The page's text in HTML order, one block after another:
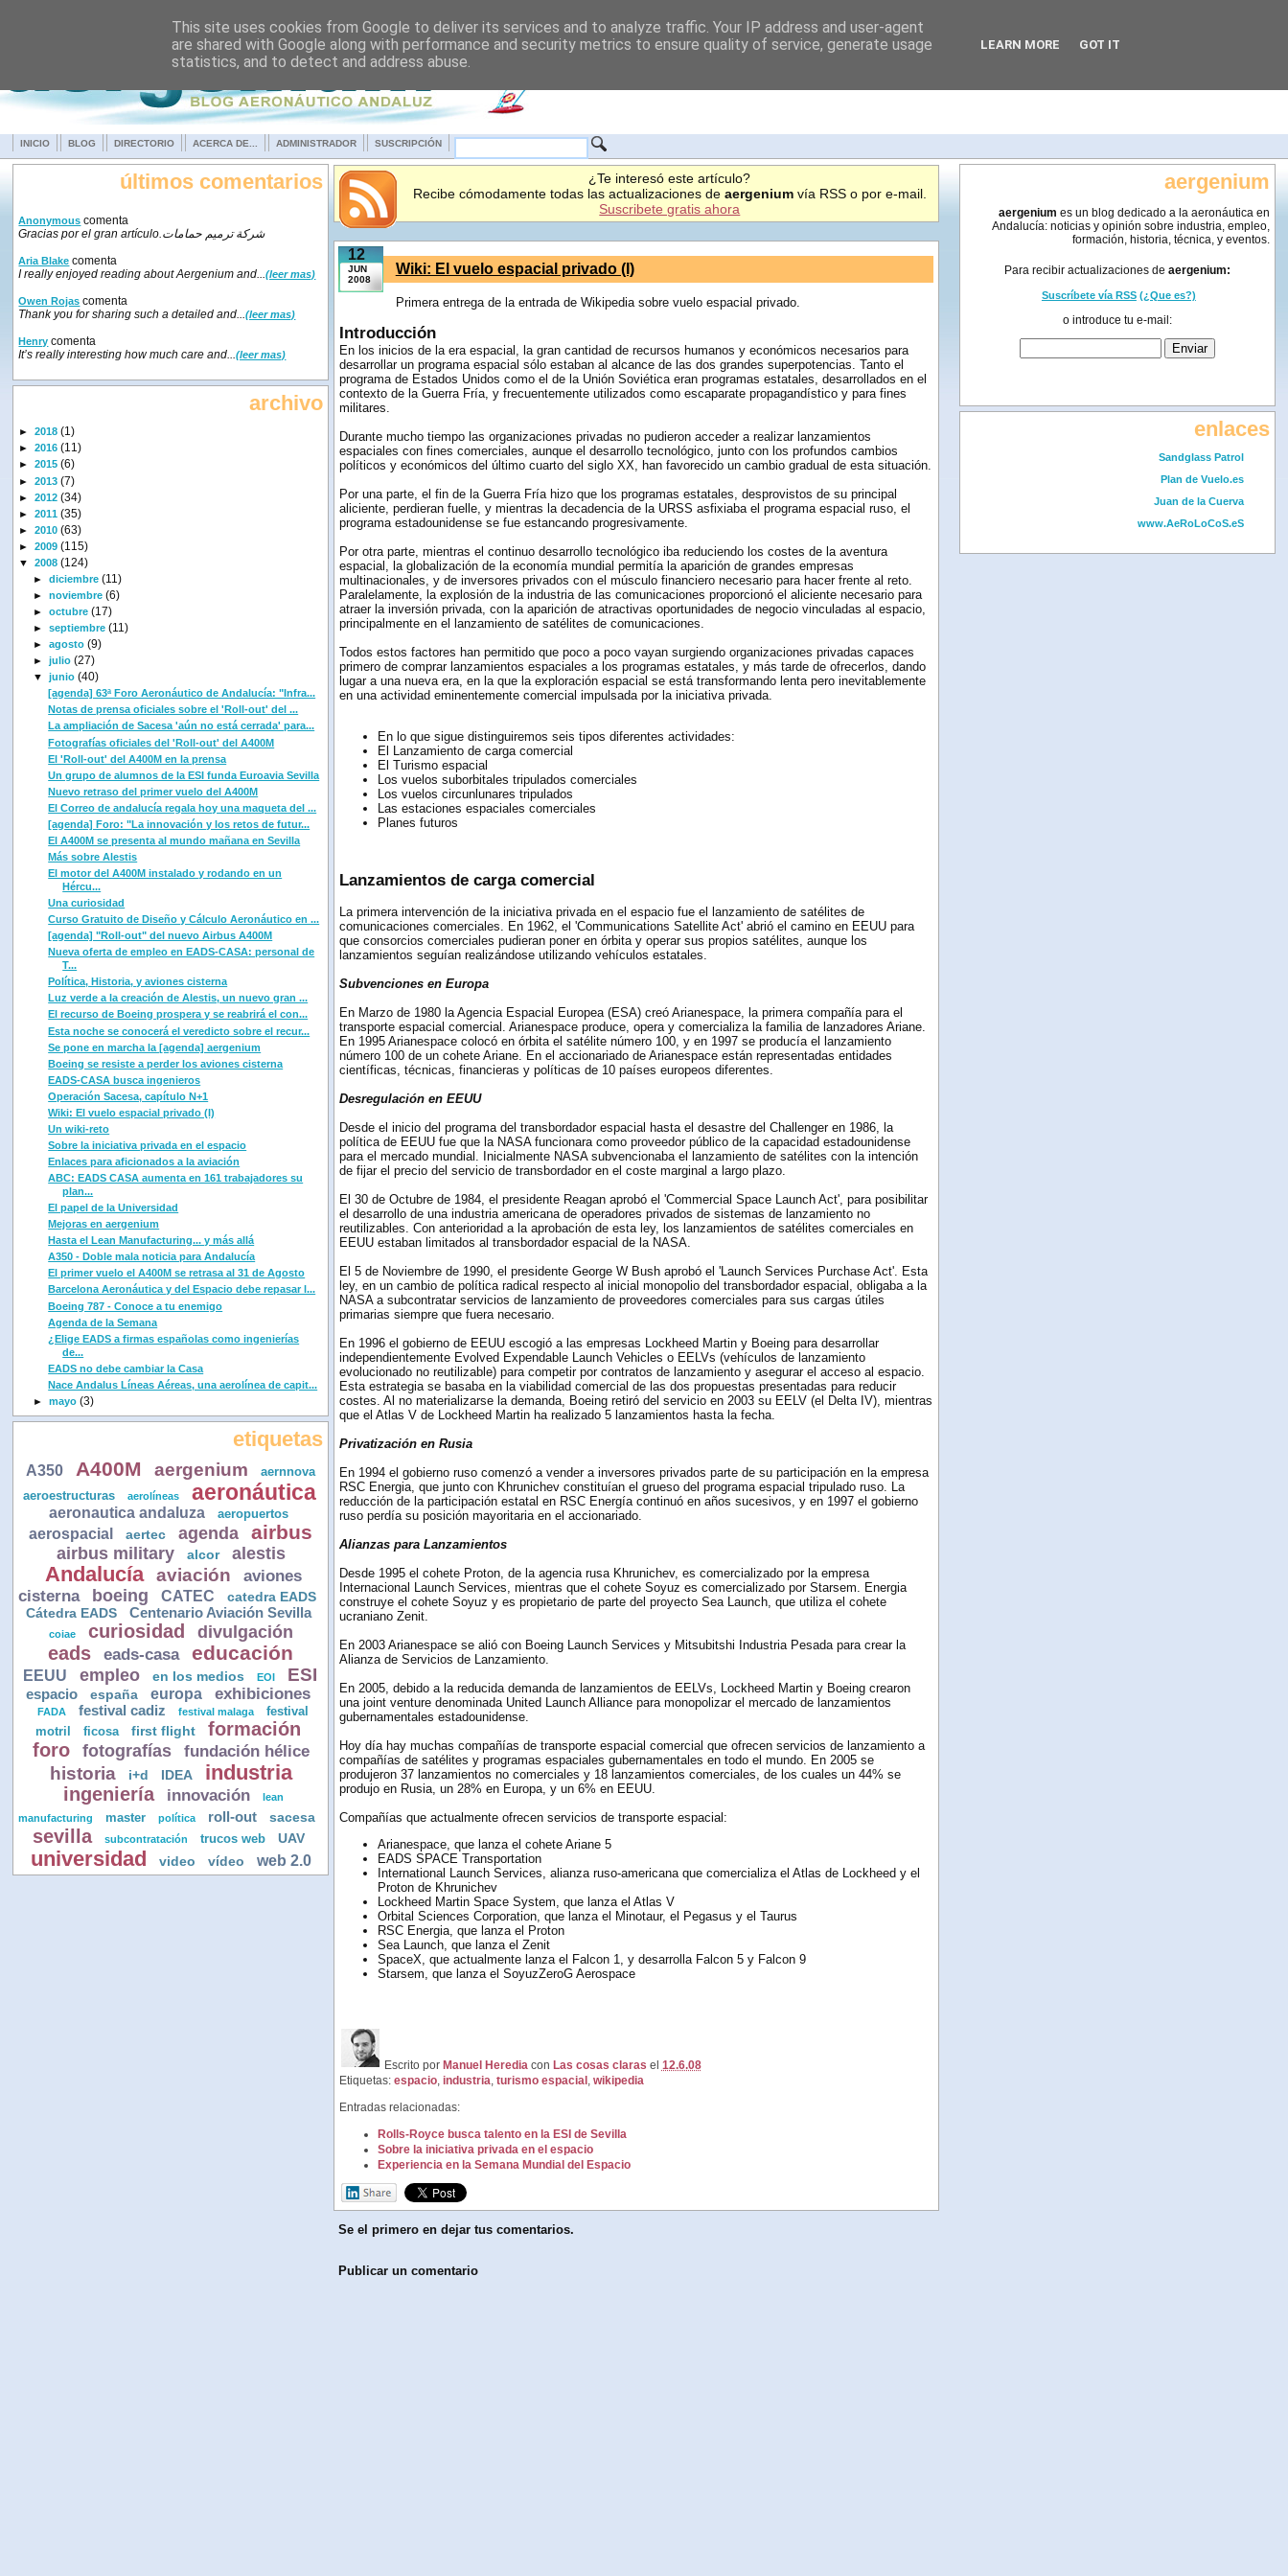
INICIO BLOG DIRECTORIO ACERCA DE... ADMINISTRADOR SUSCRIPCIÓN
últimos comentarios
Anonymous comenta
Gracias por el gran artículo.شركة ترميم حمامات
Aria Blake comenta
I really enjoyed reading about Aergenium and...(leer mas)
Owen Rojas comenta
Thank you for sharing such a detailed and...(leer mas)
Henry comenta
It’s really interesting how much care and...(leer mas)
archivo
►2018 (1)
►2016 (11)
►2015 (6)
►2013 (7)
►2012 (34)
►2011 (35)
►2010 (63)
►2009 (115)
▼2008 (124)
►diciembre (11)
►noviembre (6)
►octubre (17)
►septiembre (11)
►agosto (9)
►julio (27)
▼junio (40)
[agenda] 63ª Foro Aeronáutico de Andalucía: "Infra...
Notas de prensa oficiales sobre el 'Roll-out' del ...
La ampliación de Sacesa 'aún no está cerrada' para...
Fotografías oficiales del 'Roll-out' del A400M
El 'Roll-out' del A400M en la prensa
Un grupo de alumnos de la ESI funda Euroavia Sevilla
Nuevo retraso del primer vuelo del A400M
El Correo de andalucía regala hoy una maqueta del ...
[agenda] Foro: "La innovación y los retos de futur...
El A400M se presenta al mundo mañana en Sevilla
Más sobre Alestis
El motor del A400M instalado y rodando en un
Hércu...
Una curiosidad
Curso Gratuito de Diseño y Cálculo Aeronáutico en ...
[agenda] "Roll-out" del nuevo Airbus A400M
Nueva oferta de empleo en EADS-CASA: personal de
T...
Política, Historia, y aviones cisterna
Luz verde a la creación de Alestis, un nuevo gran ...
El recurso de Boeing prospera y se reabrirá el con...
Esta noche se conocerá el veredicto sobre el recur...
Se pone en marcha la [agenda] aergenium
Boeing se resiste a perder los aviones cisterna
EADS-CASA busca ingenieros
Operación Sacesa, capítulo N+1
Wiki: El vuelo espacial privado (I)
Un wiki-reto
Sobre la iniciativa privada en el espacio
Enlaces para aficionados a la aviación
ABC: EADS CASA aumenta en 161 trabajadores su
plan...
El papel de la Universidad
Mejoras en aergenium
Hasta el Lean Manufacturing... y más allá
A350 - Doble mala noticia para Andalucía
El primer vuelo el A400M se retrasa al 31 de Agosto
Barcelona Aeronáutica y del Espacio debe repasar l...
Boeing 787 - Conoce a tu enemigo
Agenda de la Semana
¿Elige EADS a firmas españolas como ingenierías
de...
EADS no debe cambiar la Casa
Nace Andalus Líneas Aéreas, una aerolínea de capit...
►mayo (3)
etiquetas
A350 A400M aergenium
aernnova
aeroestructuras
aerolíneas aeronáutica
aeronautica andaluza aeropuertos
aerospacial aertec agenda airbus
airbus military alcor alestis
Andalucía aviación
aviones
cisterna
boeing CATEC
catedra EADS
Cátedra EADS
Centenario Aviación Sevilla
coiae curiosidad divulgación
eads eads-casa educación
EEUU empleo en los medios EOI ESI
espacio españa europa exhibiciones
FADA festival cadiz festival malaga
festival
motril
ficosa first flight
formación
foro
fotografías fundación hélice
historia i+d IDEA industria
ingeniería innovación
lean
manufacturing
master política roll-out sacesa
sevilla subcontratación trucos web UAV
universidad video vídeo web 2.0
¿Te interesó este artículo?
Recibe cómodamente todas las actualizaciones de aergeniumvía RSS o por e-mail.
Suscribete gratis ahora
12
JUN
2008
Wiki: El vuelo espacial privado (I)
Primera entrega de la entrada de Wikipedia sobre vuelo espacial privado.
Introducción
En los inicios de la era espacial, la gran cantidad de recursos humanos y económicos necesarios para
desarrollar un programa espacial sólo estaban al alcance de las dos grandes superpotencias. Tanto el
programa de Estados Unidos como el de la Unión Soviética eran programas estatales, desarrollados en el
contexto de la Guerra Fría, y frecuentemente utilizados como escaparate propagandístico y para fines
militares.
Durante mucho tiempo las organizaciones privadas no pudieron acceder a realizar lanzamientos
espaciales con fines comerciales, aunque el desarrollo tecnológico, junto con los profundos cambios
políticos y económicos del último cuarto del siglo XX, han favorecido un cambio gradual de esta situación.
Por una parte, el fin de la Guerra Fría hizo que los programas estatales, desprovistos de su principal
aliciente, perdieran fuelle, y mientras la decadencia de la URSS asfixiaba el programa espacial ruso, el
programa estadounidense se fue estancando progresivamente.
Por otra parte, mientras el continuo desarrollo tecnológico iba reduciendo los costes de la aventura
espacial, la globalización de la economía mundial permitía la aparición de grandes empresas
multinacionales, y de inversores privados con el músculo financiero necesario para hacer frente al reto.
Paralelamente, la explosión de la industria de las comunicaciones proporcionó el aliciente necesario para
atraer la inversión privada, con la aparición de atractivas oportunidades de negocio vinculadas al espacio,
principalmente en el lanzamiento de satélites de comunicaciones.
Todos estos factores han permitido que poco a poco vayan surgiendo organizaciones privadas capaces
primero de comprar lanzamientos espaciales a los programas estatales, y más tarde de ofrecerlos, dando
lugar a una nueva era, en la que la exploración espacial se está transformando lenta pero inevitablemente
en una actividad eminentemente comercial impulsada por la iniciativa privada.
En lo que sigue distinguiremos seis tipos diferentes actividades:
El Lanzamiento de carga comercial
El Turismo espacial
Los vuelos suborbitales tripulados comerciales
Los vuelos circunlunares tripulados
Las estaciones espaciales comerciales
Planes futuros
Lanzamientos de carga comercial
La primera intervención de la iniciativa privada en el espacio fue el lanzamiento de satélites de
comunicaciones comerciales. En 1962, el 'Communications Satellite Act' abrió el camino en EEUU para
que consorcios comerciales pudieran poner en órbita y operar sus propios satélites, aunque los
lanzamientos seguían realizándose utilizando vehículos estatales.
Subvenciones en Europa
En Marzo de 1980 la Agencia Espacial Europea (ESA) creó Arianespace, la primera compañía para el
transporte espacial comercial. Arianespace produce, opera y comercializa la familia de lanzadores Ariane.
En 1995 Arianespace colocó en órbita el satélite número 100, y en 1997 se producía el lanzamiento
número 100 de un cohete Ariane. En el accionariado de Arianespace están representadas entidades
científicas, técnicas, financieras y políticas de 10 países europeos diferentes.
Desregulación en EEUU
Desde el inicio del programa del transbordador espacial hasta el desastre del Challenger en 1986, la
política de EEUU fue que la NASA funcionara como proveedor público de la capacidad estadounidense
para el mercado mundial. Inicialmente NASA subvencionaba el lanzamiento de satélites con la intención
de fijar el precio del servicio de transbordador en el coste marginal a largo plazo.
El 30 de Octubre de 1984, el presidente Reagan aprobó el 'Commercial Space Launch Act', para posibilitar
el desarrollo de una industria americana de operadores privados de sistemas de lanzamiento no
reutilizables. Con anterioridad a la aprobación de esta ley, los lanzamientos de satélites comerciales en
EEUU estaban limitados al transbordador espacial de la NASA.
El 5 de Noviembre de 1990, el presidente George W Bush aprobó el 'Launch Services Purchase Act'. Esta
ley, en un cambio de política radical respecto al inicial monopolio del transbordador espacial, obligaba a la
NASA a subcontratar servicios de lanzamiento de proveedores comerciales para sus cargas útiles
primarias siempre que fuera necesario.
En 1996 el gobierno de EEUU escogió a las empresas Lockheed Martin y Boeing para desarrollar
independientemente Evolved Expendable Launch Vehicles o EELVs (vehículos de lanzamiento
evolucionado no reutilizable) para competir por contratos de lanzamiento y asegurar el acceso al espacio.
Esta estrategia se basaba en la viabilidad comercial de las dos propuestas presentadas para reducir
costes. Al no materializarse la demanda, Boeing retiró del servicio en 2003 su EELV (el Delta IV), mientras
que el Atlas V de Lockheed Martin ha realizado 5 lanzamientos hasta la fecha.
Privatización en Rusia
En 1994 el gobierno ruso comenzó a vender a inversores privados parte de su participación en la empresa
RSC Energia, que junto con Khrunichev constituían el grueso del programa espacial tripulado ruso. La
reducción de la participación estatal en RSC Energía continuó en años sucesivos, y en 1997 el gobierno
ruso perdía su posición mayoritaria en el accionariado.
Alianzas para Lanzamientos
Desde 1995 el cohete Proton, de la agencia rusa Khrunichev, es comercializado por la empresa
Internacional Launch Services, mientras que el cohete Soyuz es comercializado por Starsem. Energia
construye el cohete Soyuz y es propietario de parte del proyecto Sea Launch, que utiliza el cohete
ucraniano Zenit.
En 2003 Arianespace se alió con Boeing Launch Services y Mitsubitshi Industria Pesada para crear la
Alianza de Servicios de Lanzamiento.
En 2005, debido a la reducida demanda de lanzamientos de EELVs, Lockheed Martin y Boeing crearon
una joint venture denominada United Launch Alliance para monopolizar el mercado de lanzamientos
gubernamentales estadounidense.
Hoy día hay muchas compañías de transporte espacial comercial que ofrecen servicios de lanzamiento a
compañías de satélites y programas espaciales gubernamentales en todo el mundo. En 2005 se
produjeron 37 lanzamientos no comerciales y 18 lanzamientos comerciales, de los cuales un 44% se
produjo en Rusia, un 28% en Europa, y un 6% en EEUU.
Compañías que actualmente ofrecen servicios de transporte espacial:
Arianespace, que lanza el cohete Ariane 5
EADS SPACE Transportation
International Launch Services, alianza ruso-americana que comercializa el Atlas de Lockheed y el
Proton de Khrunichev
Lockheed Martin Space System, que lanza el Atlas V
Orbital Sciences Corporation, que lanza el Minotaur, el Pegasus y el Taurus
RSC Energia, que lanza el Proton
Sea Launch, que lanza el Zenit
SpaceX, que actualmente lanza el Falcon 1, y desarrolla Falcon 5 y Falcon 9
Starsem, que lanza el SoyuzZeroG Aerospace
Escrito por Manuel Heredia con Las cosas claras el 12.6.08
Etiquetas: espacio, industria turismo espacial wikipedia
Entradas relacionadas:
Rolls-Royce busca talento en la ESI de Sevilla
Sobre la iniciativa privada en el espacio
Experiencia en la Semana Mundial del Espacio
Se el primero en dejar tus comentarios.
Publicar un comentario
aergenium
aergenium es un blog dedicado a la aeronáutica en
Andalucía: noticias y opinión sobre industria, empleo,
formación, historia, técnica, y eventos.
Para recibir actualizaciones de aergenium:
Suscríbete vía RSS (¿Que es?)
o introduce tu e-mail:
enlaces
Sandglass Patrol
Plan de Vuelo.es
Juan de la Cuerva
www.AeRoLoCoS.eS
This site uses cookies from Google to deliver its services and to analyze traffic. Your IP address and user-agent
are shared with Google along with performance and security metrics to ensure quality of service, generate usage
statistics, and to detect and address abuse.
LEARN MORE GOT IT